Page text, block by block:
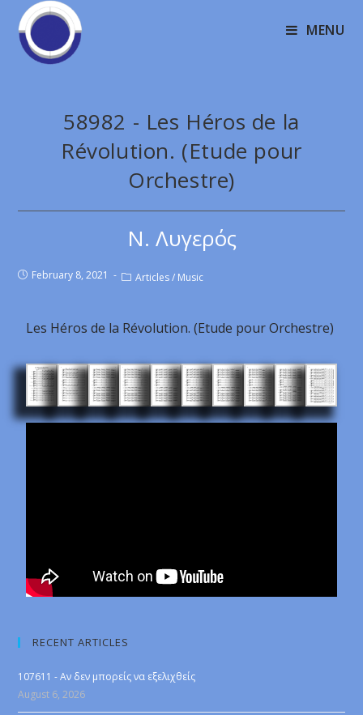
MENU
58982 - Les Héros de la
Révolution. (Etude pour
Orchestre)
Ν. Λυγερός
February 8, 2021 Articles / Music
Les Héros de la Révolution. (Etude pour Orchestre)
RECENT ARTICLES
107611 - Αν δεν μπορείς να εξελιχθείς
August 6, 2026